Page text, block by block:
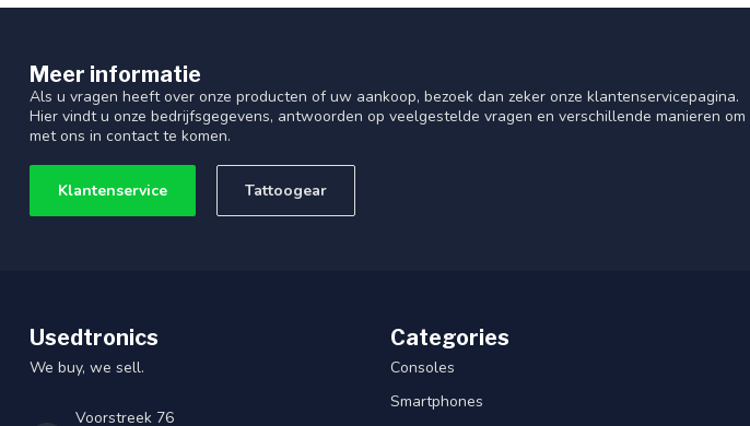
Meer informatie
Als u vragen heeft over onze producten of uw aankoop, bezoek dan zeker onze klantenservicepagina.
Hier vindt u onze bedrijfsgegevens, antwoorden op veelgestelde vragen en verschillende manieren om
met ons in contact te komen.
Klantenservice Tattoogear
Usedtronics
We buy, we sell.
Voorstreek 76
Categories
Consoles
Smartphones